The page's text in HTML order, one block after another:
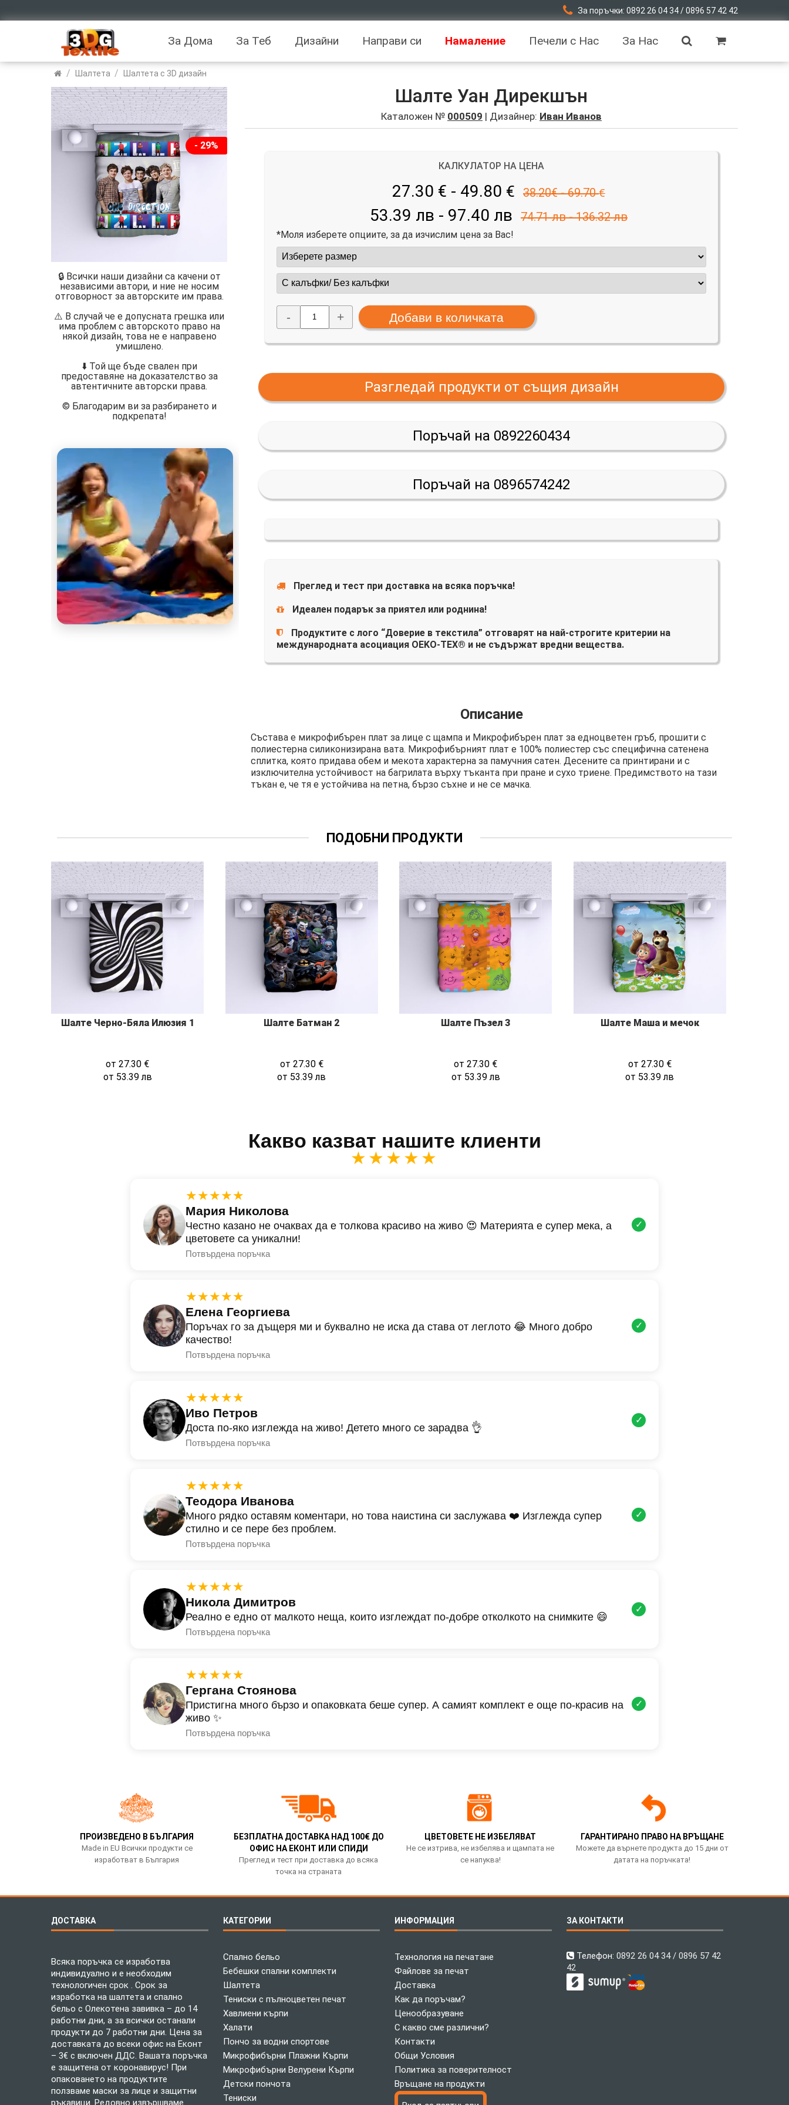
За поръчки: 0892 26 04 34 / 0896 57 42 42
За Дома За Теб Дизайни Направи си Намаление Печели с Нас За Нас
/ Шалтета / Шалтета с 3D дизайн
- 29%
🔒 Всички наши дизайни са качени от
независими автори, и ние не носим
отговорност за авторските им права.
⚠️ В случай че е допусната грешка или
има проблем с авторското право на
някой дизайн, това не е направено
умишлено.
⬇️ Той ще бъде свален при
предоставяне на доказателство за
автентичните авторски права.
©️ Благодарим ви за разбирането и
подкрепата!
Шалте Уан Дирекшън
Каталожен № 000509 | Дизайнер: Иван Иванов
КАЛКУЛАТОР НА ЦЕНА
27.30 € - 49.80 € 38.20€ - 69.70 €
53.39 лв - 97.40 лв 74.71 лв - 136.32 лв
*Моля изберете опциите, за да изчислим цена за Вас!
- +
Разгледай продукти от същия дизайн
Поръчай на 0892260434
Поръчай на 0896574242
Преглед и тест при доставка на всяка поръчка!
Идеален подарък за приятел или роднина!
Продуктите с лого “Доверие в текстила” отговарят на най-строгите критерии на
международната асоциация OEKO-TEX® и не съдържат вредни вещества.
Описание
Състава е микрофибърен плат за лице с щампа и Микрофибърен плат за едноцветен гръб, прошити с
полиестерна силиконизирана вата. Микрофибърният плат е 100% полиестер със специфична сатенена
сплитка, която придава обем и мекота характерна за памучния сатен. Десените са принтирани и с
изключителна устойчивост на багрилата върху тъканта при пране и сухо триене. Предимството на тази
тъкан е, че тя е устойчива на петна, бързо съхне и не се мачка.
ПОДОБНИ ПРОДУКТИ
Шалте Черно-Бяла Илюзия 1
от27.30 €
от 53.39лв
Шалте Батман 2
от 27.30 €
от 53.39лв
Шалте Пъзел 3
от27.30 €
от 53.39лв
Шалте Маша и мечок
от 27.30 €
от 53.39лв
Какво казват нашите клиенти
★★★★★
★★★★★
Мария Николова
Честно казано не очаквах да е толкова красиво на живо 😍 Материята е супер мека, а
цветовете са уникални!
Потвърдена поръчка
✓
★★★★★
Елена Георгиева
Поръчах го за дъщеря ми и буквално не иска да става от леглото 😂 Много добро
качество!
Потвърдена поръчка
✓
★★★★★
Иво Петров
Доста по-яко изглежда на живо! Детето много се зарадва 👌
Потвърдена поръчка
✓
★★★★★
Теодора Иванова
Много рядко оставям коментари, но това наистина си заслужава ❤️ Изглежда супер
стилно и се пере без проблем.
Потвърдена поръчка
✓
★★★★★
Никола Димитров
Реално е едно от малкото неща, които изглеждат по-добре отколкото на снимките 😄
Потвърдена поръчка
✓
★★★★★
Гергана Стоянова
Пристигна много бързо и опаковката беше супер. А самият комплект е още по-красив на
живо ✨
Потвърдена поръчка
✓
ПРОИЗВЕДЕНО В БЪЛГАРИЯ
Made in EU Всички продукти се
изработват в България
БЕЗПЛАТНА ДОСТАВКА НАД 100€ ДО
ОФИС НА ЕКОНТ ИЛИ СПИДИ
Преглед и тест при доставка до всяка
точка на страната
ЦВЕТОВЕТЕ НЕ ИЗБЕЛЯВАТ
Не се изтрива, не избелява и щампата не
се напуква!
ГАРАНТИРАНО ПРАВО НА ВРЪЩАНЕ
Можете да върнете продукта до 15 дни от
датата на поръчката!
ДОСТАВКА
Всяка поръчка се изработва
индивидуално и е необходим
технологичен срок . Срок за
изработка на шалтета и спално
бельо с Олекотена завивка – до 14
работни дни, а за всички останали
продукти до 7 работни дни. Цена за
доставката до всеки офис на Еконт
– 3€ с включен ДДС. Вашата поръчка
е защитена от коронавирус! При
опаковането на продуктите
ползваме маски за лице и защитни
ръкавици. Редовно извършваме
КАТЕГОРИИ
Спално бельо
Бебешки спални комплекти
Шалтета
Тениски с пълноцветен печат
Хавлиени кърпи
Халати
Пончо за водни спортове
Микрофибърни Плажни Кърпи
Микрофибърни Велурени Кърпи
Детски пончота
Тениски
ИНФОРМАЦИЯ
Технология на печатане
Файлове за печат
Доставка
Как да поръчам?
Ценообразуване
С какво сме различни?
Контакти
Общи Условия
Политика за поверителност
Връщане на продукти
ЗА КОНТАКТИ
Телефон: 0892 26 04 34 / 0896 57 42
42